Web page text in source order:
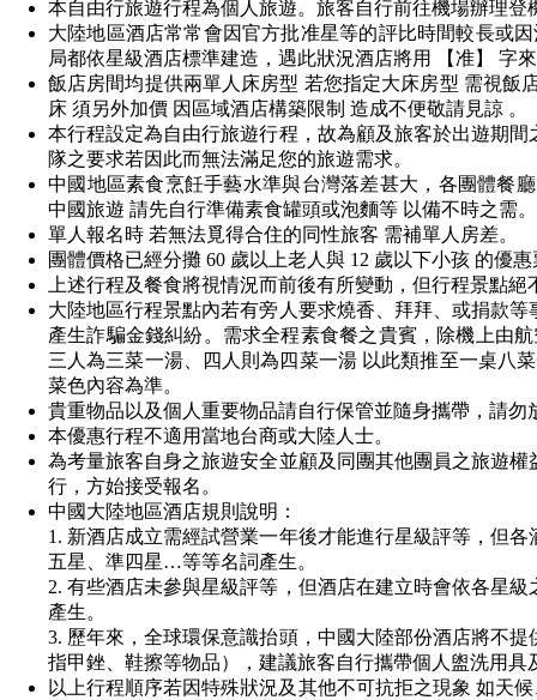
本自由行旅遊行程為個人旅遊。旅客自行前往機場辦理登
大陸地區酒店常常會因官方批准星等的評比時間較長或
局都依星級酒店標準建造，遇此狀況酒店將用 【准】 字
飯店房間均提供兩單人床房型 若您指定大床房型 需視飯
床 須另外加價 因區域酒店構築限制 造成不便敬請見諒 。
本行程設定為自由行旅遊行程，故為顧及旅客於出遊期
隊之要求若因此而無法滿足您的旅遊需求。
中國地區素食烹飪手藝水準與台灣落差甚大，各團體餐
中國旅遊 請先自行準備素食罐頭或泡麵等 以備不時之需
單人報名時 若無法覓得合住的同性旅客 需補單人房差。
團體價格已經分攤 60 歲以上老人與 12 歲以下小孩 的優
上述行程及餐食將視情況而前後有所變動，但行程景點絕
大陸地區行程景點內若有旁人要求燒香、拜拜、或捐款
產生詐騙金錢糾紛。需求全程素食餐之貴賓，除機上由
三人為三菜一湯、四人則為四菜一湯 以此類推至一桌八
菜色內容為準。
貴重物品以及個人重要物品請自行保管並隨身攜帶，請
本優惠行程不適用當地台商或大陸人士。
為考量旅客自身之旅遊安全並顧及同團其他團員之旅遊
行，方始接受報名。
中國大陸地區酒店規則說明：
1. 新酒店成立需經試營業一年後才能進行星級評等，但
五星、準四星…等等名詞產生。
2. 有些酒店未參與星級評等，但酒店在建立時會依各星
產生。
3. 歷年來，全球環保意識抬頭，中國大陸部份酒店將不
指甲銼、鞋擦等物品），建議旅客自行攜帶個人盥洗用
以上行程順序若因特殊狀況及其他不可抗拒之現象 如天